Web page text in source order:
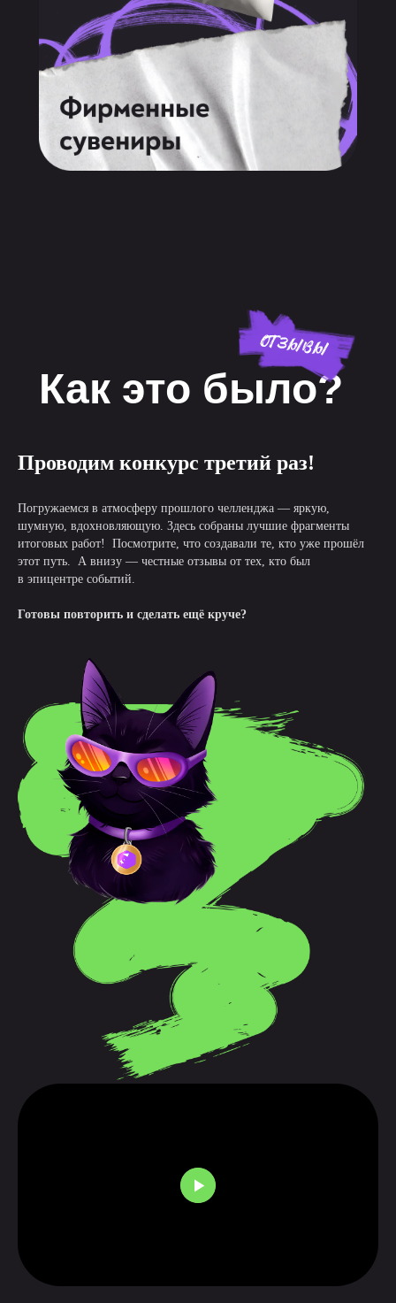
Как это было?
Проводим конкурс третий раз!
Погружаемся в атмосферу прошлого челленджа — яркую,
шумную, вдохновляющую. Здесь собраны лучшие фрагменты
итоговых работ! Посмотрите, что создавали те, кто уже прошёл
этот путь. А внизу — честные отзывы от тех, кто был
в эпицентре событий.
Готовы повторить и сделать ещё круче?